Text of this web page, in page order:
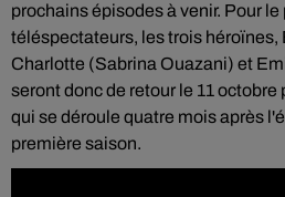
prochains épisodes à venir. Pour
téléspectateurs, les trois héroïnes,
Charlotte (Sabrina Ouazani) et
seront donc de retour le 11
qui se déroule quatre mois après
première saison.